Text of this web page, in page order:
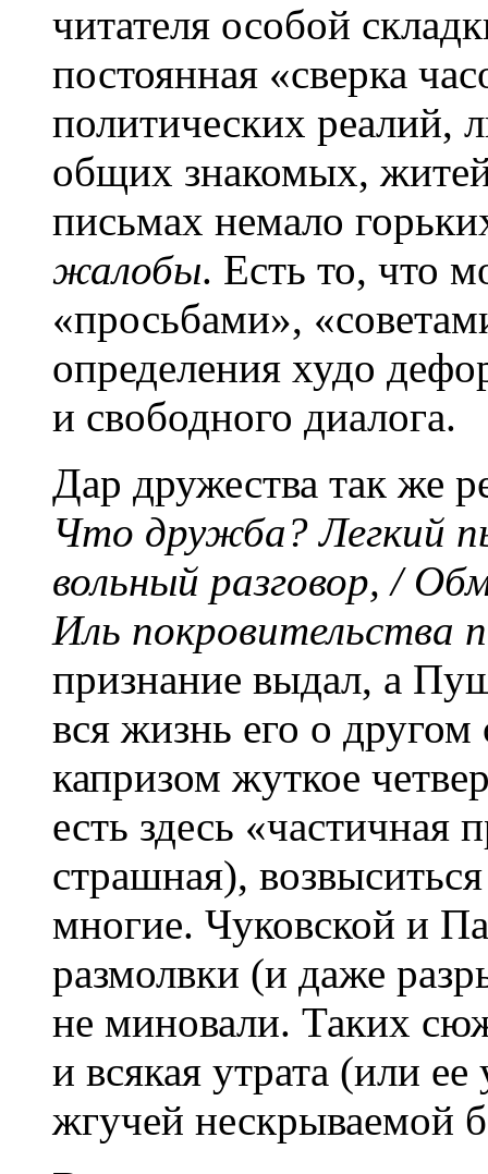
читателя особой
постоянная «сверка
политических реалий,
общих знакомых,
письмах немало
жалобы. Есть то, что
«просьбами»,
определения худо
и свободного диалога.
Дар дружества так же
Что дружба? Легкий
вольный разговор, /
Иль покровительства
признание выдал, а
вся жизнь его о другом
капризом жуткое
есть здесь «частичная
страшная),
многие. Чуковской и
размолвки (и даже
не миновали. Таких
и всякая утрата (или
жгучей нескрываемой